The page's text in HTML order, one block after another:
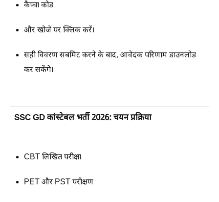
कैप्चा कोड
औरखोजेंपर क्लिक करें।
सही विवरण सबमिट करने के बाद, आवेदक परिणाम डाउनलोड
कर सकेंगे।
SSC GD कांस्टेबल भर्ती 2026: चयन प्रक्रिया
CBT लिखित परीक्षा
PET और PST परीक्षण